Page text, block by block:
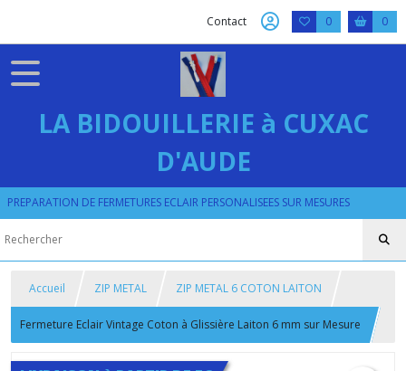
Contact 0 0
LA BIDOUILLERIE à CUXAC
D'AUDE
PREPARATION DE FERMETURES ECLAIR PERSONALISEES SUR MESURES
Accueil ZIP METAL ZIP METAL 6 COTON LAITON
Fermeture Eclair Vintage Coton à Glissière Laiton 6 mm sur Mesure